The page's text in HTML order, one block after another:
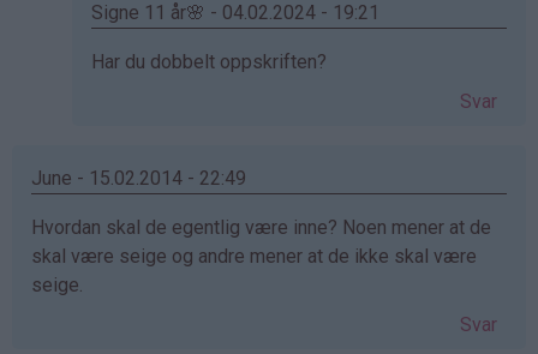
Signe 11 år🌸 - 04.02.2024 - 19:21
Som
Wenche
bekreftet)
Har du dobbelt oppskriften?
Svar
June - 15.02.2014 - 22:49
Hvordan skal de egentlig være inne? Noen mener at de
skal være seige og andre mener at de ikke skal være
seige.
Svar